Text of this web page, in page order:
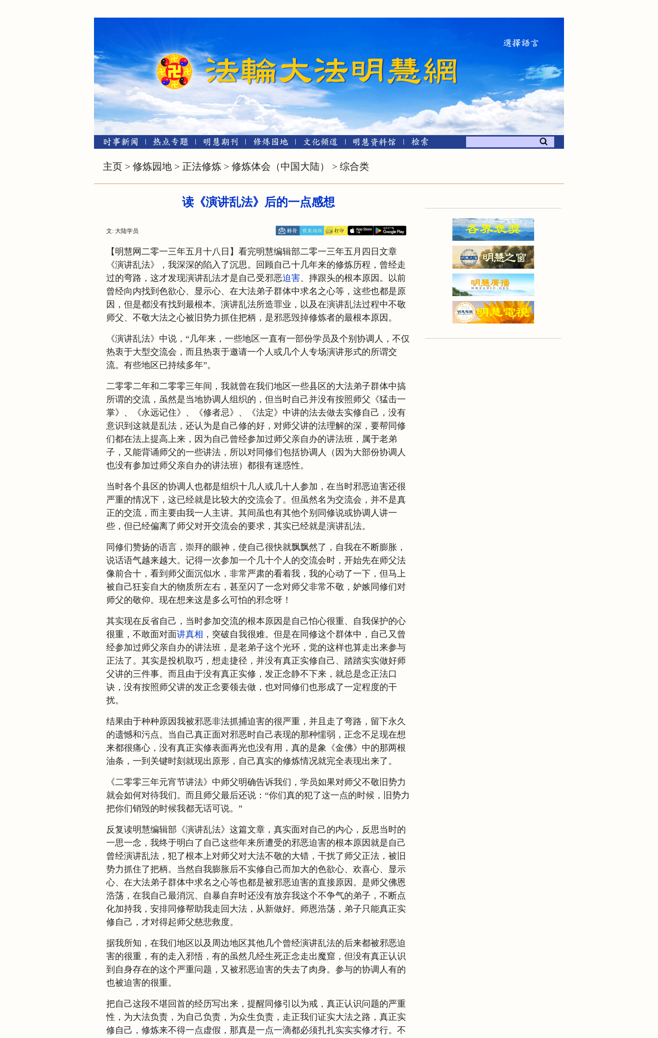
主页 > 修炼园地 > 正法修炼 > 修炼体会（中国大陆） > 综合类
读《演讲乱法》后的一点感想
文: 大陆学员
【明慧网二零一三年五月十八日】看完明慧编辑部二零一三年五月四日文章
《演讲乱法》，我深深的陷入了沉思。回顾自己十几年来的修炼历程，曾经走
过的弯路，这才发现演讲乱法才是自己受邪恶迫害、摔跟头的根本原因。以前
曾经向内找到色欲心、显示心、在大法弟子群体中求名之心等，这些也都是原
因，但是都没有找到最根本。演讲乱法所造罪业，以及在演讲乱法过程中不敬
师父、不敬大法之心被旧势力抓住把柄，是邪恶毁掉修炼者的最根本原因。
《演讲乱法》中说，“几年来，一些地区一直有一部份学员及个别协调人，不仅
热衷于大型交流会，而且热衷于邀请一个人或几个人专场演讲形式的所谓交
流。有些地区已持续多年”。
二零零二年和二零零三年间，我就曾在我们地区一些县区的大法弟子群体中搞
所谓的交流，虽然是当地协调人组织的，但当时自己并没有按照师父《猛击一
掌》、《永远记住》、《修者忌》、《法定》中讲的法去做去实修自己，没有
意识到这就是乱法，还认为是自己修的好，对师父讲的法理解的深，要帮同修
们都在法上提高上来，因为自己曾经参加过师父亲自办的讲法班，属于老弟
子，又能背诵师父的一些讲法，所以对同修们包括协调人（因为大部份协调人
也没有参加过师父亲自办的讲法班）都很有迷惑性。
当时各个县区的协调人也都是组织十几人或几十人参加，在当时邪恶迫害还很
严重的情况下，这已经就是比较大的交流会了。但虽然名为交流会，并不是真
正的交流，而主要由我一人主讲。其间虽也有其他个别同修说或协调人讲一
些，但已经偏离了师父对开交流会的要求，其实已经就是演讲乱法。
同修们赞扬的语言，崇拜的眼神，使自己很快就飘飘然了，自我在不断膨胀，
说话语气越来越大。记得一次参加一个几十个人的交流会时，开始先在师父法
像前合十，看到师父面沉似水，非常严肃的看着我，我的心动了一下，但马上
被自己狂妄自大的物质所左右，甚至闪了一念对师父非常不敬，妒嫉同修们对
师父的敬仰。现在想来这是多么可怕的邪念呀！
其实现在反省自己，当时参加交流的根本原因是自己怕心很重、自我保护的心
很重，不敢面对面讲真相 ，突破自我很难。但是在同修这个群体中，自己又曾
经参加过师父亲自办的讲法班，是老弟子这个光环，觉的这样也算走出来参与
正法了。其实是投机取巧，想走捷径，并没有真正实修自己、踏踏实实做好师
父讲的三件事。而且由于没有真正实修，发正念静不下来，就总是念正法口
诀，没有按照师父讲的发正念要领去做，也对同修们也形成了一定程度的干
扰。
结果由于种种原因我被邪恶非法抓捕迫害的很严重，并且走了弯路，留下永久
的遗憾和污点。当自己真正面对邪恶时自己表现的那种懦弱，正念不足现在想
来都很痛心，没有真正实修表面再光也没有用，真的是象《金佛》中的那两根
油条，一到关键时刻就现出原形，自己真实的修炼情况就完全表现出来了。
《二零零三年元宵节讲法》中师父明确告诉我们，学员如果对师父不敬旧势力
就会如何对待我们。而且师父最后还说：“你们真的犯了这一点的时候，旧势力
把你们销毁的时候我都无话可说。”
反复读明慧编辑部《演讲乱法》这篇文章，真实面对自己的内心，反思当时的
一思一念，我终于明白了自己这些年来所遭受的邪恶迫害的根本原因就是自己
曾经演讲乱法，犯了根本上对师父对大法不敬的大错，干扰了师父正法，被旧
势力抓住了把柄。当然自我膨胀后不实修自己而加大的色欲心、欢喜心、显示
心、在大法弟子群体中求名之心等也都是被邪恶迫害的直接原因。是师父佛恩
浩荡，在我自己最消沉、自暴自弃时还没有放弃我这个不争气的弟子，不断点
化加持我，安排同修帮助我走回大法，从新做好。师恩浩荡，弟子只能真正实
修自己，才对得起师父慈悲救度。
据我所知，在我们地区以及周边地区其他几个曾经演讲乱法的后来都被邪恶迫
害的很重，有的走入邪悟，有的虽然几经生死正念走出魔窟，但没有真正认识
到自身存在的这个严重问题，又被邪恶迫害的失去了肉身。参与的协调人有的
也被迫害的很重。
把自己这段不堪回首的经历写出来，提醒同修引以为戒，真正认识问题的严重
性，为大法负责，为自己负责，为众生负责，走正我们证实大法之路，真正实
修自己，修炼来不得一点虚假，那真是一点一滴都必须扎扎实实实修才行。不